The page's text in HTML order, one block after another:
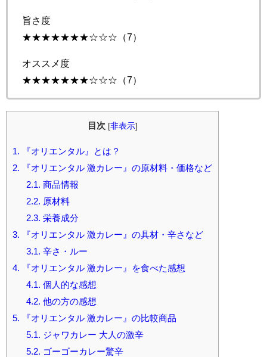
旨さ度
★★★★★★★☆☆☆（7）
オススメ度
★★★★★★★☆☆☆（7）
目次 [非表示]
1. 『オリエンタル』とは？
2. 『オリエンタル 激カレー』の原材料・価格など
2.1. 商品情報
2.2. 原材料
2.3. 栄養成分
3. 『オリエンタル 激カレー』の具材・辛さなど
3.1. 辛さ・ルー
4. 『オリエンタル 激カレー』を食べた感想
4.1. 個人的な感想
4.2. 他の方の感想
5. 『オリエンタル 激カレー』の比較商品
5.1. ジャワカレー 大人の激辛
5.2. ゴーゴーカレー驚辛